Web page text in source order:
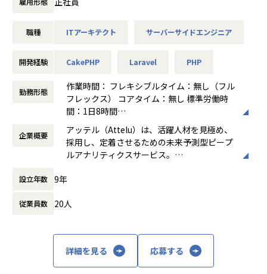
アクティブユーザーの人数が100万人以上の
Java8系、Vue.js
04
不動産テックの自社開発企業にて
物件管理をITで効率化する
TypeScript、Vue.js、PHP（Laravel）
介護施設を探すシニアの方向けの
開発
【業務の変更の範囲】
当社の指定する業務
予測アルゴリズムを備えています。100 種類以上の適性検査
未来予測に最適化された独自の適性診断「アッテル診断」の
数多くの人事関連アワードを受賞するなど、評価をいただい
まだ発展途上の組織のため、今後の中長期的な技術戦略を一
実現していっていただける方を募集しています。
＜具体的な業務イメージ＞
・法人向けサービスの新機能開発/機能改善
・法人向けサービスのリアーキテクト
・法人向けサービスと個人向けサービスの連携部分の開発
職種 ITアーキテクト サーバーサイドエンジニア
開発経験 CakePHP Laravel PHP
勤務形態
作業時間： フレキシブルタイム：無し（フル
フレックス） コアタイム：無し 標準労働時
間：1日8時間
フルフレックス制
時間外労働の有無： 有（月平均10時間～20
時間）
休憩時間： 60分
企業概要
アッテル（Attelu）は、活躍人材を見極め、
採用し、定着させるための未来予測型ピープ
ルアナリティクスサービス。
し、どんな組織でも「定量化→分析→予測→
ます。
採用から退職までの HRデータを一元管理・
分析できる基盤と、HR に特化した機械学習
の予測アルゴリズムを備えています。100 種
設立年数 9年
従業員数 20人
詳細を見る 応募する